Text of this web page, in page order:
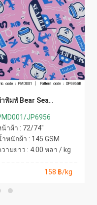
าพิมพ์ Bear Sea
JP6956
าผ้า : 72/74"
หนักผ้า : 145 GSM
วามยาว : 4.00 หลา / kg
158 ฿/kg